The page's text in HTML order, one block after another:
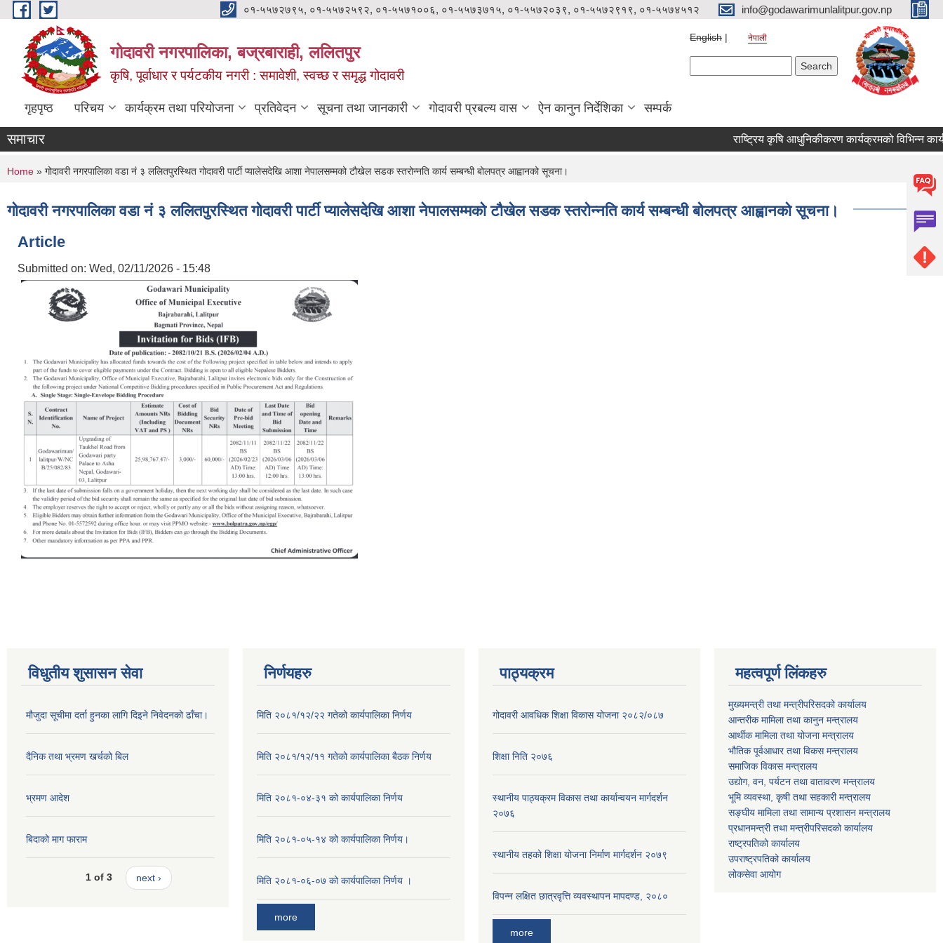
Skip to main content ०१-५५७२७९५, ०१-५५७२५९२, ०१-५५७१००६, ०१-५५७३७१५, ०१-५५७२०३९, ०१-५५७२९१९, ०१-५५७४५१२ info@godawarimunlalitpur.gov.np
गोदावरी नगरपालिका, बज्रबाराही, ललितपुर
कृषि, पूर्वाधार र पर्यटकीय नगरी : समावेशी, स्वच्छ र समृद्ध गोदावरी
English नेपाली
गृहपृष्ठ परिचय कार्यक्रम तथा परियोजना प्रतिवेदन सूचना तथा जानकारी गोदावरी प्रबल्य वास ऐन कानुन निर्देशिका सम्पर्क
समाचार
You are here
Home » गोदावरी नगरपालिका वडा नं ३ ललितपुरस्थित गोदावरी पार्टी प्यालेसदेखि आशा नेपालसम्मको टौखेल सडक स्तरोन्नति कार्य सम्बन्धी बोलपत्र आह्वानको सूचना।
गोदावरी नगरपालिका वडा नं ३ ललितपुरस्थित गोदावरी पार्टी प्यालेसदेखि आशा नेपालसम्मको टौखेल सडक स्तरोन्नति कार्य सम्बन्धी बोलपत्र आह्वानको सूचना।
Article
Submitted on: Wed, 02/11/2026 - 15:48
विधुतीय शुसासन सेवा
मौजुदा सूचीमा दर्ता हुनका लागि दिइने निवेदनको ढाँचा।
दैनिक तथा भ्रमण खर्चको बिल
भ्रमण आदेश
बिदाको माग फाराम
1 of 3 next ›
निर्णयहरु
मिति २०८१/१२/२२ गतेको कार्यपालिका निर्णय
मिति २०८१/१२/११ गतेको कार्यपालिका बैठक निर्णय
मिति २०८१-०४-३१ को कार्यपालिका निर्णय
मिति २०८१-०५-१४ को कार्यपालिका निर्णय।
मिति २०८१-०६-०७ को कार्यपालिका निर्णय ।
more
पाठ्यक्रम
गोदावरी आवधिक शिक्षा विकास योजना २०८२/०८७
शिक्षा निति २०७६
स्थानीय पाठ्यक्रम विकास तथा कार्यान्वयन मार्गदर्शन
२०७६
स्थानीय तहको शिक्षा योजना निर्माण मार्गदर्शन २०७९
विपन्न लक्षित छात्रवृत्ति व्यवस्थापन मापदण्ड, २०८०
more
महत्वपूर्ण लिंकहरु
मुख्यमन्त्री तथा मन्त्रीपरिसदको कार्यालय
आन्तरीक मामिला तथा कानुन मन्त्रालय
आर्थीक मामिला तथा योजना मन्त्रालय
भौतिक पूर्वआधार तथा विकस मन्त्रालय
समाजिक विकास मन्त्रालय
उद्योग, वन, पर्यटन तथा वातावरण मन्त्रालय
भूमि व्यवस्था, कृषी तथा सहकारी मन्त्रालय
सङ्घीय मामिला तथा सामान्य प्रशासन मन्त्रालय
प्रधानमन्त्री तथा मन्त्रीपरिसदको कार्यालय
राष्ट्रपतिको कार्यालय
उपराष्ट्रपतिको कार्यालय
लोकसेवा आयोग